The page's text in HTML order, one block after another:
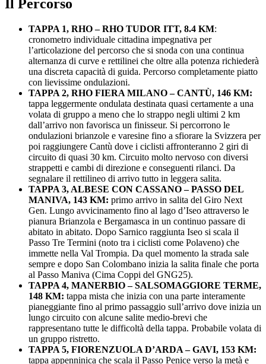
Il Percorso
TAPPA 1, RHO – RHO TUDOR ITT, 8.4 KM:
cronometro individuale cittadina impegnativa per
l’articolazione del percorso che si snoda con una continua
alternanza di curve e rettilinei che oltre alla potenza richiederà
una discreta capacità di guida. Percorso completamente piatto
con lievissime ondulazioni.
TAPPA 2, RHO FIERA MILANO – CANTÙ, 146 KM:
tappa leggermente ondulata destinata quasi certamente a una
volata di gruppo a meno che lo strappo negli ultimi 2 km
dall’arrivo non favorisca un finisseur. Si percorrono le
ondulazioni brianzole e varesine fino a sfiorare la Svizzera per
poi raggiungere Cantù dove i ciclisti affronteranno 2 giri di
circuito di quasi 30 km. Circuito molto nervoso con diversi
strappetti e cambi di direzione e conseguenti rilanci. Da
segnalare il rettilineo di arrivo tutto in leggera salita.
TAPPA 3, ALBESE CON CASSANO – PASSO DEL
MANIVA, 143 KM: primo arrivo in salita del Giro Next
Gen. Lungo avvicinamento fino al lago d’Iseo attraverso le
pianura Brianzola e Bergamasca in un continuo passare di
abitato in abitato. Dopo Sarnico raggiunta Iseo si scala il
Passo Tre Termini (noto tra i ciclisti come Polaveno) che
immette nella Val Trompia. Da quel momento la strada sale
sempre e dopo San Colombano inizia la salita finale che porta
al Passo Maniva (Cima Coppi del GNG25).
TAPPA 4, MANERBIO – SALSOMAGGIORE TERME,
148 KM: tappa mista che inizia con una parte interamente
pianeggiante fino al primo passaggio sull’arrivo dove inizia un
lungo circuito con alcune salite medio-brevi che
rappresentano tutte le difficoltà della tappa. Probabile volata di
un gruppo ristretto.
TAPPA 5, FIORENZUOLA D’ARDA – GAVI, 153 KM:
tappa appenninica che scala il Passo Penice verso la metà e